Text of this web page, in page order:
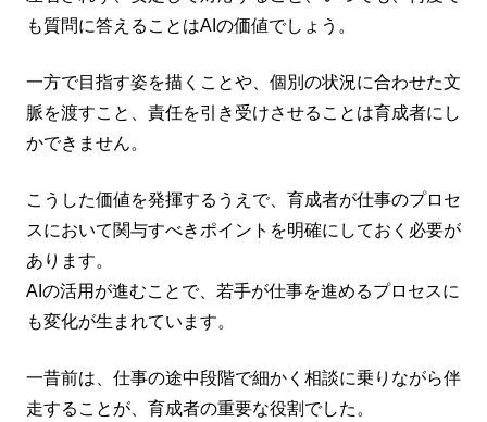
も質問に答えることはAIの価値でしょう。
一方で目指す姿を描くことや、個別の状況に合わせた文
脈を渡すこと、責任を引き受けさせることは育成者にし
かできません。
こうした価値を発揮するうえで、育成者が仕事のプロセ
スにおいて関与すべきポイントを明確にしておく必要が
あります。
AIの活用が進むことで、若手が仕事を進めるプロセスに
も変化が生まれています。
一昔前は、仕事の途中段階で細かく相談に乗りながら伴
走することが、育成者の重要な役割でした。